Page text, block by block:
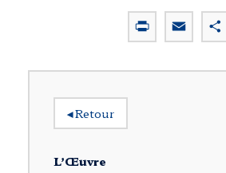
r
m
◂Retour
L’Œuvre